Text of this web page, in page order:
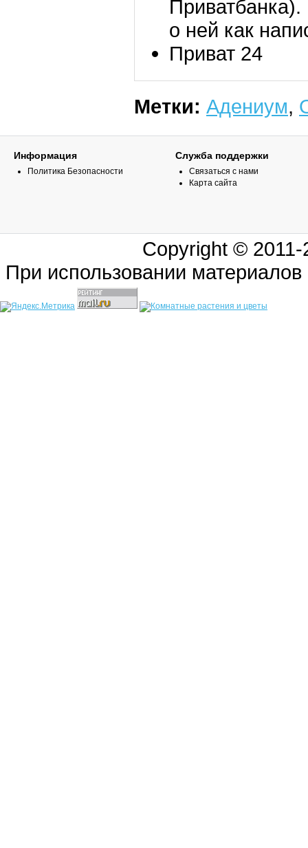
о ней как
Приват 24
Метки: Адениум,
Информация
Политика Безопасности
Служба поддержки
Связаться с нами
Карта сайта
Copyright ©
При использовании